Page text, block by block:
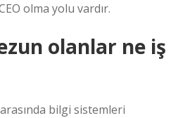
olma yolu vardır.
olanlar ne iş
bilgi sistemleri